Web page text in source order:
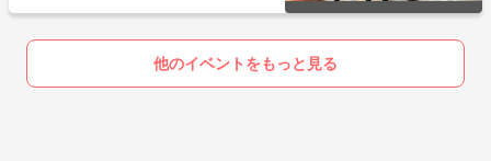
他のイベントをもっと見る